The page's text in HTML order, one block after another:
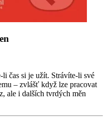
li čas si je užít. Strávíte-li své
– zvlášť když lze pracovat
ale i dalších tvrdých měn